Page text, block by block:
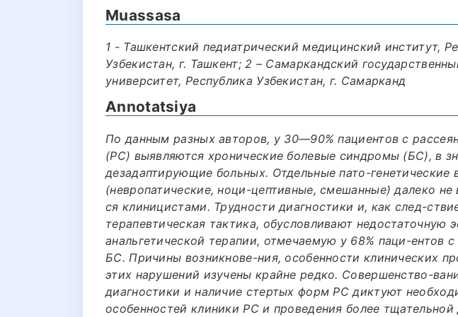
Muassasa
1 - Ташкентский педиатрический медицинский институт,
Узбекистан, г. Ташкент; 2 – Самаркандский
университет, Республика Узбекистан, г. Самарканд
Annotatsiya
По данным разных авторов, у 30—90% пациентов с
(РС) выявляются хронические болевые синдромы (БС), в
дезадаптирующие больных. Отдельные пато-генетические
(невропатические, ноци-цептивные, смешанные) далеко не
ся клиницистами. Трудности диагностики и, как след-
терапевтическая тактика, обусловливают недостаточную
анальгетической терапии, отмечаемую у 68% паци-ентов
БС. Причины возникнове-ния, особенности клинических
этих нарушений изучены крайне редко. Совершенство-
диагностики и наличие стертых форм РС диктуют
особенностей клиники РС и проведения более